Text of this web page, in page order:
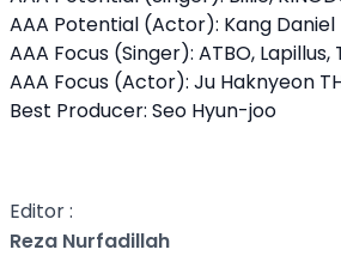
AAA Potential (Actor): Kang Daniel
AAA Focus (Singer): ATBO, Lapillus,
AAA Focus (Actor): Ju Haknyeon
Best Producer: Seo Hyun-joo
Editor :
Reza Nurfadillah